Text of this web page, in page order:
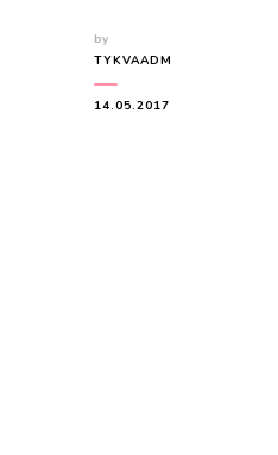
by
TYKVAADM
14.05.2017